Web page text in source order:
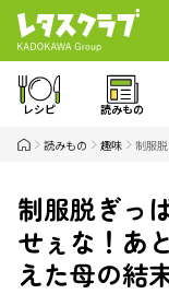
レシピ 読みもの
読みもの 趣味 制服
制服脱ぎっ
せぇな！あ
えた母の結